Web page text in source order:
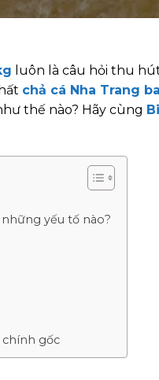
luôn là câu hỏi thu
chả cá Nha Trang
thế nào? Hãy cùng
yếu tố nào?
chính gốc